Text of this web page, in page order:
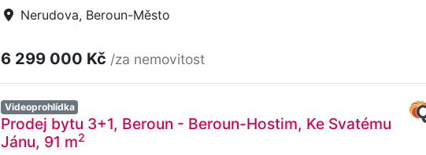
Nerudova, Beroun-Město
6 299 000 Kč /za nemovitost
Videoprohlídka
Prodej bytu 3+1, Beroun - Beroun-Hostim, Ke Svatému
Jánu, 91 m2